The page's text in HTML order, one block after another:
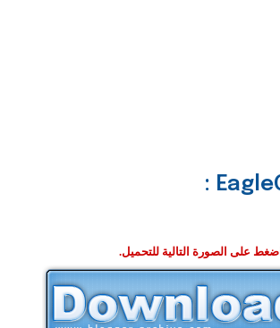
:
اضغط على الصورة التالية للتحميل.